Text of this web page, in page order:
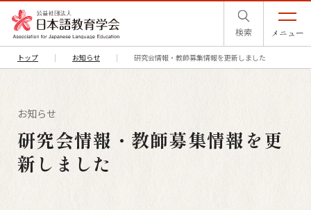
検索 メニュー
トップ お知らせ 研究会情報・教師募集情報を更新しました
お知らせ
研究会情報・教師募集情報を更
新しました